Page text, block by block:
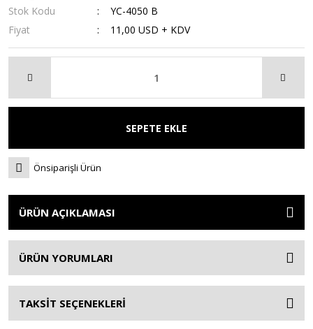
Stok Kodu
YC-4050 B
Fiyat
11,00 USD + KDV
SEPETE EKLE
Önsiparişli Ürün
ÜRÜN AÇIKLAMASI
ÜRÜN YORUMLARI
TAKSİT SEÇENEKLERİ